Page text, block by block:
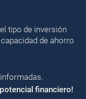
tipo de inversión
de ahorro
financiero!